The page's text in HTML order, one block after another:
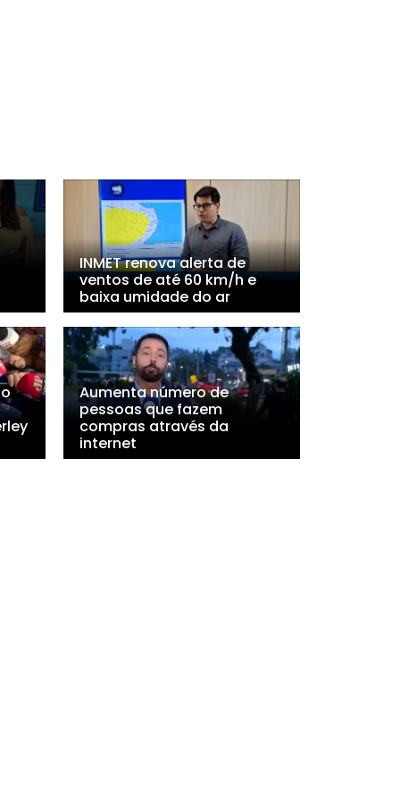
INMET renova alerta de
ventos de até 60 km/h e
baixa umidade do ar
Aumenta número de
pessoas que fazem
compras através da
internet